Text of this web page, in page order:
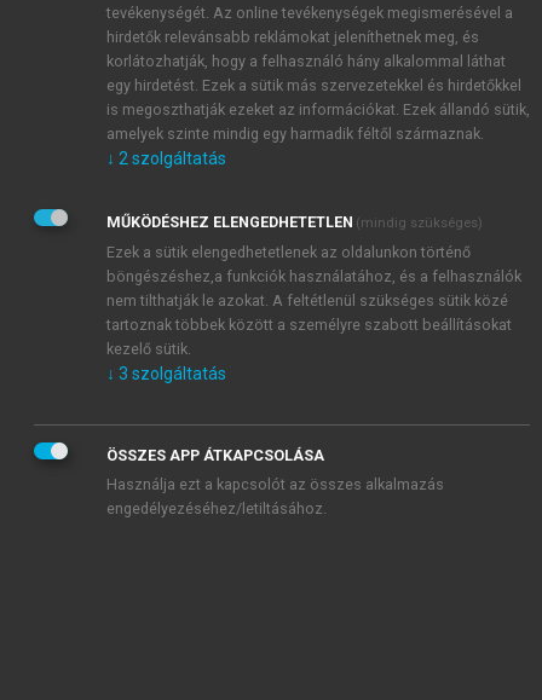
JELSZÓ ÚJRA
Kérek értesítést a MeRSZ újdonságairól, akcióiról.
Kérek értesítést az Akadémiai Kiadó Zrt. újdonságairól,
Adatkezelési tájékoztatóbanfoglaltakat tudomásul
veszem és elfogadom.
Általános vásárlási feltételeket, valamint a szotar.netés a
mersz.huoldalak licencszerződéseiben foglaltakat
tudomásul veszem és elfogadom.
KIPRÓBÁLOM
tevékenységét. Az online tevékenységek megismerésével a
hirdetők relevánsabb reklámokat jeleníthetnek meg, és
korlátozhatják, hogy a felhasználó hány alkalommal láthat
egy hirdetést. Ezek a sütik más szervezetekkel és hirdetőkkel
is megoszthatják ezeket az információkat. Ezek állandó sütik,
amelyek szinte mindig egy harmadik féltől származnak.
↓ 2 szolgáltatás
MŰKÖDÉSHEZ ELENGEDHETETLEN (mindig szükséges)
Ezek a sütik elengedhetetlenek az oldalunkon történő
böngészéshez,a funkciók használatához, és a felhasználók
nem tilthatják le azokat. A feltétlenül szükséges sütik közé
tartoznak többek között a személyre szabott beállításokat
kezelő sütik.
↓ 3 szolgáltatás
ÖSSZES APP ÁTKAPCSOLÁSA
Használja ezt a kapcsolót az összes alkalmazás
engedélyezéséhez/letiltásához.